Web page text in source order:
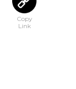
Copy
Link